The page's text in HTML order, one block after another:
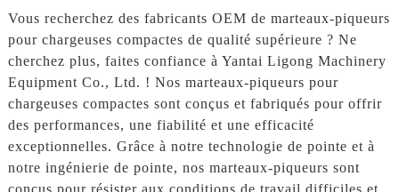
Vous recherchez des fabricants OEM de marteaux-piqueurs
pour chargeuses compactes de qualité supérieure ? Ne
cherchez plus, faites confiance à Yantai Ligong Machinery
Equipment Co., Ltd. ! Nos marteaux-piqueurs pour
chargeuses compactes sont conçus et fabriqués pour offrir
des performances, une fiabilité et une efficacité
exceptionnelles. Grâce à notre technologie de pointe et à
notre ingénierie de pointe, nos marteaux-piqueurs sont
conçus pour résister aux conditions de travail difficiles et